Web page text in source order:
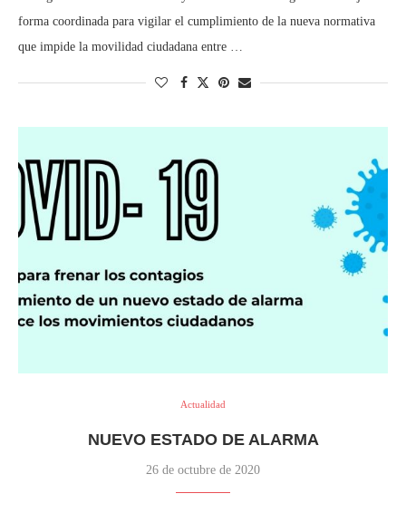
forma coordinada para vigilar el cumplimiento de la nueva normativa
que impide la movilidad ciudadana entre …
Actualidad
NUEVO ESTADO DE ALARMA
26 de octubre de 2020